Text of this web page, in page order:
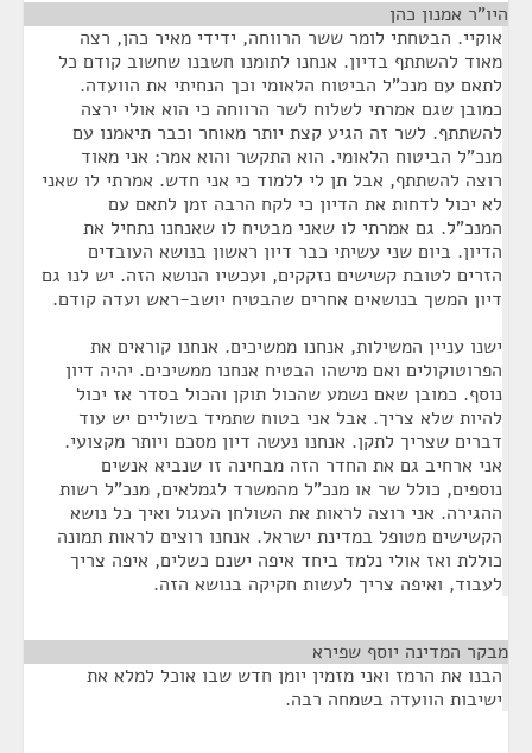
היו"ר אמנון כהן
אוקיי. הבטחתי לומר ששר הרווחה, ידידי מאיר כהן, רצה
מאוד להשתתף בדיון. אנחנו לתומנו חשבנו שחשוב קודם כל
לתאם עם מנכ"ל הביטוח הלאומי וכך הנחיתי את הוועדה.
כמובן שגם אמרתי לשלוח לשר הרווחה כי הוא אולי ירצה
להשתתף. לשר זה הגיע קצת יותר מאוחר וכבר תיאמנו עם
מנכ"ל הביטוח הלאומי. הוא התקשר והוא אמר: אני מאוד
רוצה להשתתף, אבל תן לי ללמוד כי אני חדש. אמרתי לו שאני
לא יכול לדחות את הדיון כי לקח הרבה זמן לתאם עם
המנכ"ל. גם אמרתי לו שאני מבטיח לו שאנחנו נתחיל את
הדיון. ביום שני עשיתי כבר דיון ראשון בנושא העובדים
הזרים לטובת קשישים נזקקים, ועכשיו הנושא הזה. יש לנו גם
דיון המשך בנושאים אחרים שהבטיח יושב-ראש ועדה קודם.
ישנו עניין המשילות, אנחנו ממשיכים. אנחנו קוראים את
הפרוטוקולים ואם מישהו הבטיח אנחנו ממשיכים. יהיה דיון
נוסף. כמובן שאם נשמע שהכול תוקן והכול בסדר אז יכול
להיות שלא צריך. אבל אני בטוח שתמיד בשוליים יש עוד
דברים שצריך לתקן. אנחנו נעשה דיון מסכם ויותר מקצועי.
אני ארחיב גם את החדר הזה מבחינה זו שנביא אנשים
נוספים, כולל שר או מנכ"ל מהמשרד לגמלאים, מנכ"ל רשות
ההגירה. אני רוצה לראות את השולחן העגול ואיך כל נושא
הקשישים מטופל במדינת ישראל. אנחנו רוצים לראות תמונה
כוללת ואז אולי נלמד ביחד איפה ישנם כשלים, איפה צריך
לעבוד, ואיפה צריך לעשות חקיקה בנושא הזה.
מבקר המדינה יוסף שפירא
הבנו את הרמז ואני מזמין יומן חדש שבו אוכל למלא את
ישיבות הוועדה בשמחה רבה.